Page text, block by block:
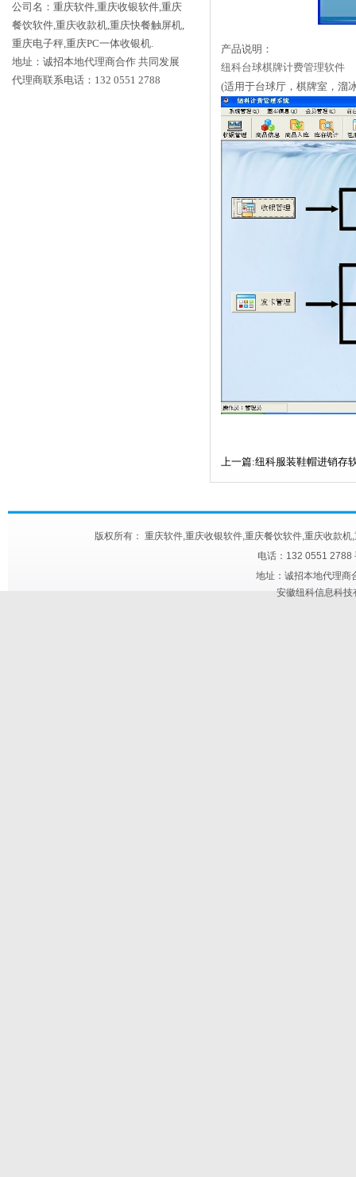
公司名：重庆软件,重庆收银软件,重庆
餐饮软件,重庆收款机,重庆快餐触屏机,
重庆电子秤,重庆PC一体收银机.
地址：诚招本地代理商合作 共同发展
代理商联系电话：132 0551 2788
产品说明：
纽科台球棋牌计费管理软件
(适用于台球厅，棋牌室，溜
上一篇:纽科服装鞋帽进销存
版权所有： 重庆软件,重庆收银软件,重庆餐饮软件,重庆收款
电话：132 0551
地址：诚招本地代理商
安徽纽科信息科